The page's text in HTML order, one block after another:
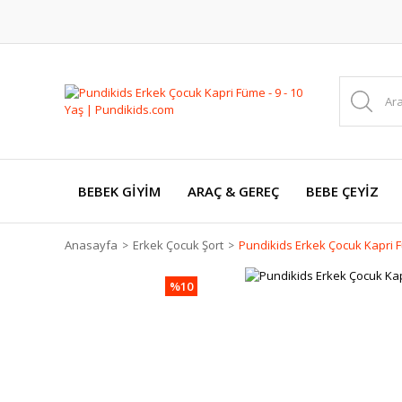
BEBEK GİYİM ARAÇ & GEREÇ BEBE ÇEYİZ
Anasayfa Erkek Çocuk Şort Pundikids Erkek Çocuk Kapri
%10